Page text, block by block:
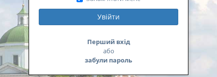
Увійти
Перший вхід
або
забули пароль